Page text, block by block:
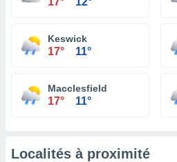
Keswick
17° 11°
Macclesfield
17° 11°
Localités à proximité